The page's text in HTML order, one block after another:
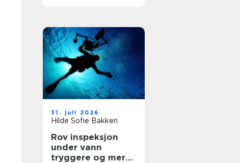
31. juli 2026
Hilde Sofie Bakken
Rov inspeksjon
under vann
tryggere og mer